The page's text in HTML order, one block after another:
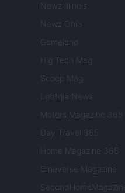
Newz Illinois
Newz Ohio
Gameland
Hig Tech Mag
Scoop Mag
Lgbtqia News
Motors Magazine 365
Day Travel 365
Home Magazine 365
Cineverse Magazine
SecondHomeMagazine